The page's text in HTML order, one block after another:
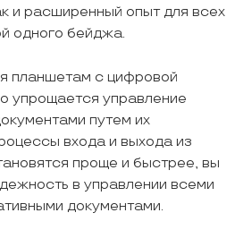
и расширенный опыт для всех
одного бейджа.
планшетам с цифровой
упрощается управление
путем их
входа и выхода из
проще и быстрее, вы
в управлении всеми
документами.